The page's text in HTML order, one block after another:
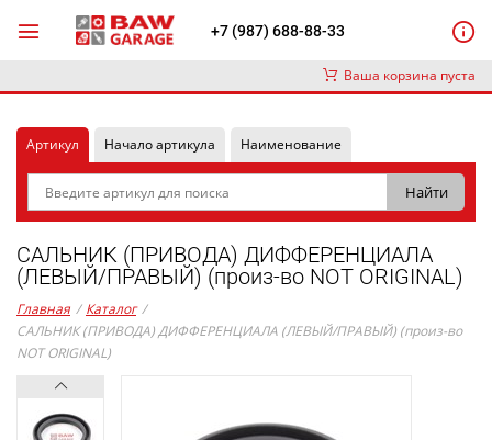
+7 (987) 688-88-33
Ваша корзина пуста
Артикул Начало артикула Наименование
САЛЬНИК (ПРИВОДА) ДИФФЕРЕНЦИАЛА
(ЛЕВЫЙ/ПРАВЫЙ) (произ-во NOT ORIGINAL)
Главная / Каталог /
САЛЬНИК (ПРИВОДА) ДИФФЕРЕНЦИАЛА (ЛЕВЫЙ/ПРАВЫЙ) (произ-во
NOT ORIGINAL)